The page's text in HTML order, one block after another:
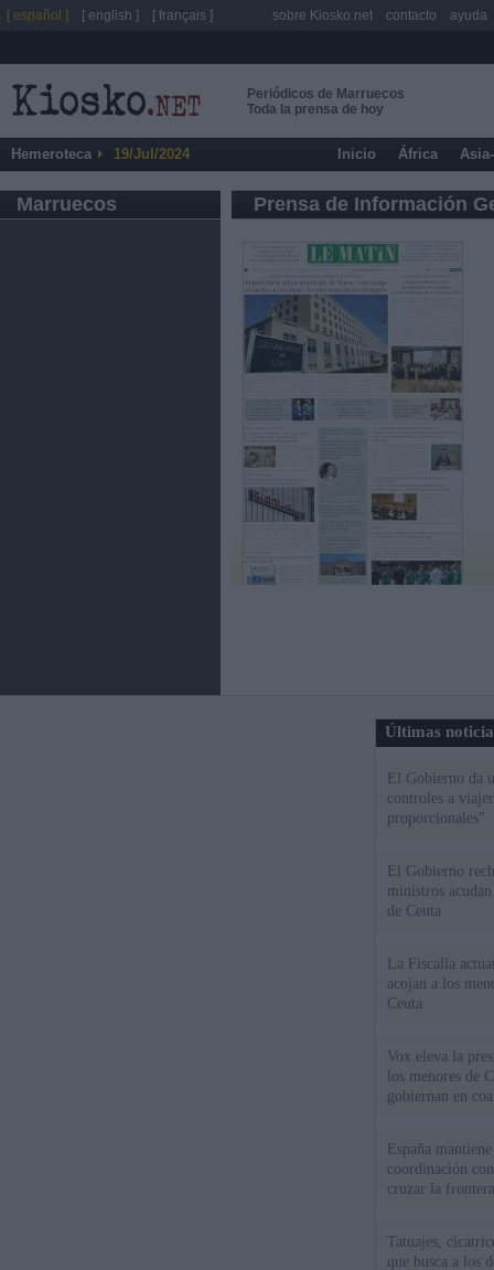
Periódicos de Marruecos
Toda la prensa de hoy
Hemeroteca 19/Jul/2024 Inicio África
Marruecos Prensa de Información
Últimas
El Gobierno da
controles a
proporcionales"
El Gobierno
ministros
de Ceuta
La Fiscalía
acojan a los
Ceuta
Vox eleva la
los menores de
gobiernan en
España
coordinación
cruzar la
Tatuajes,
que busca a los
[ español ] [ english ] [ français ] sobre Kiosko.net contacto ayuda